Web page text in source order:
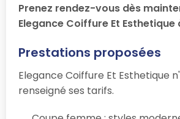
Prenez rendez-vous dès
Elegance Coiffure Et Esthetique
Prestations proposées
Elegance Coiffure Et Esthetique
renseigné ses tarifs.